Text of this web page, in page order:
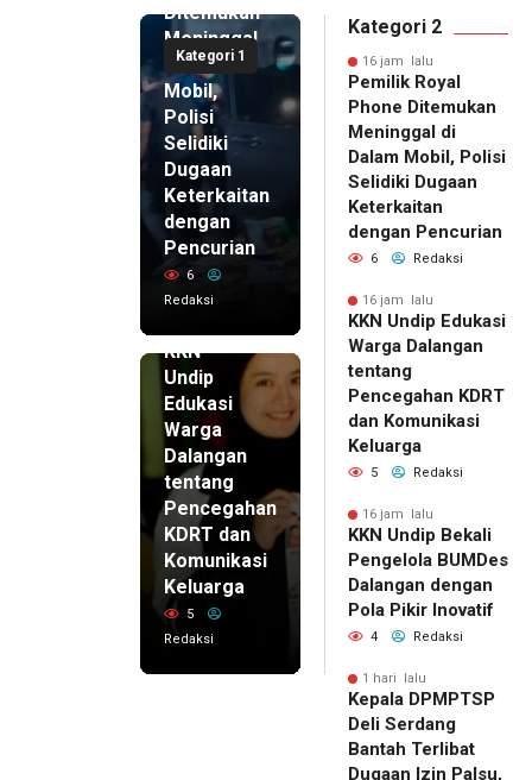
Kategori 1
Ditemukan
Meninggal
di Dalam
Mobil,
Polisi
Selidiki
Dugaan
Keterkaitan
dengan
Pencurian
6
Redaksi
KKN
Undip
Edukasi
Warga
Dalangan
tentang
Pencegahan
KDRT dan
Komunikasi
Keluarga
5
Redaksi
Kategori 2
16 jam lalu
Pemilik Royal
Phone Ditemukan
Meninggal di
Dalam Mobil, Polisi
Selidiki Dugaan
Keterkaitan
dengan Pencurian
6 Redaksi
16 jam lalu
KKN Undip Edukasi
Warga Dalangan
tentang
Pencegahan KDRT
dan Komunikasi
Keluarga
5 Redaksi
16 jam lalu
KKN Undip Bekali
Pengelola BUMDes
Dalangan dengan
Pola Pikir Inovatif
4 Redaksi
1 hari lalu
Kepala DPMPTSP
Deli Serdang
Bantah Terlibat
Dugaan Izin Palsu,